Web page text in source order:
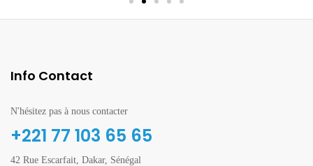
Info Contact
N'hésitez pas à nous contacter
+221 77 103 65 65
42 Rue Escarfait, Dakar, Sénégal